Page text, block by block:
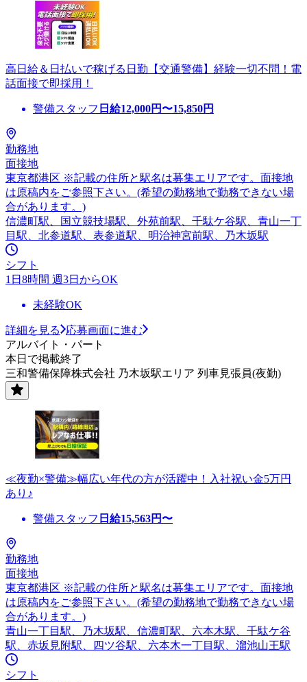
高日給＆日払いで稼げる日勤【交通警備】経験一切不問！電
話面接で即採用！
警備スタッフ 日給12,000円〜15,850円
勤務地
面接地
東京都港区 ※記載の住所と駅名は募集エリアです。面接地
は原稿内をご参照下さい。(希望の勤務地で勤務できない場
合があります。)
信濃町駅、国立競技場駅、外苑前駅、千駄ケ谷駅、青山一丁
目駅、北参道駅、表参道駅、明治神宮前駅、乃木坂駅
シフト
1日8時間 週3日からOK
未経験OK
詳細を見る
応募画面に進む
アルバイト・パート
本日で掲載終了
三和警備保障株式会社 乃木坂駅エリア 列車見張員(夜勤)
≪夜勤×警備≫幅広い年代の方が活躍中！入社祝い金5万円
あり♪
警備スタッフ 日給15,563円〜
勤務地
面接地
東京都港区 ※記載の住所と駅名は募集エリアです。面接地
は原稿内をご参照下さい。(希望の勤務地で勤務できない場
合があります。)
青山一丁目駅、乃木坂駅、信濃町駅、六本木駅、千駄ケ谷
駅、赤坂見附駅、四ツ谷駅、六本木一丁目駅、溜池山王駅
シフト